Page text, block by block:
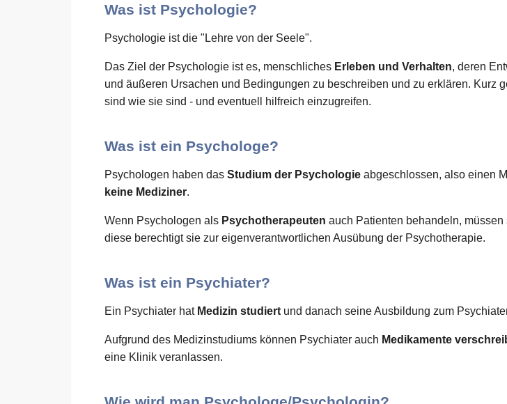
Was ist Psychologie?
Psychologie ist die "Lehre von der Seele".
Das Ziel der Psychologie ist es, menschliches Erleben und Verhalten, deren
und äußeren Ursachen und Bedingungen zu beschreiben und zu erklären. Kurz
sind wie sie sind - und eventuell hilfreich einzugreifen.
Was ist ein Psychologe?
Psychologen haben das Studium der Psychologie abgeschlossen, also einen
keine Mediziner.
Wenn Psychologen als Psychotherapeuten auch Patienten behandeln, müssen
diese berechtigt sie zur eigenverantwortlichen Ausübung der Psychotherapie.
Was ist ein Psychiater?
Ein Psychiater hat Medizin studiertund danach seine Ausbildung zum
Aufgrund des Medizinstudiums können Psychiater auch Medikamente
eine Klinik veranlassen.